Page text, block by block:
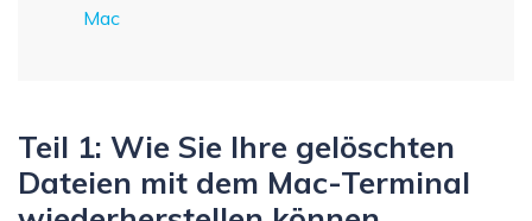
Mac
Teil 1: Wie Sie Ihre gelöschten
Dateien mit dem Mac-Terminal